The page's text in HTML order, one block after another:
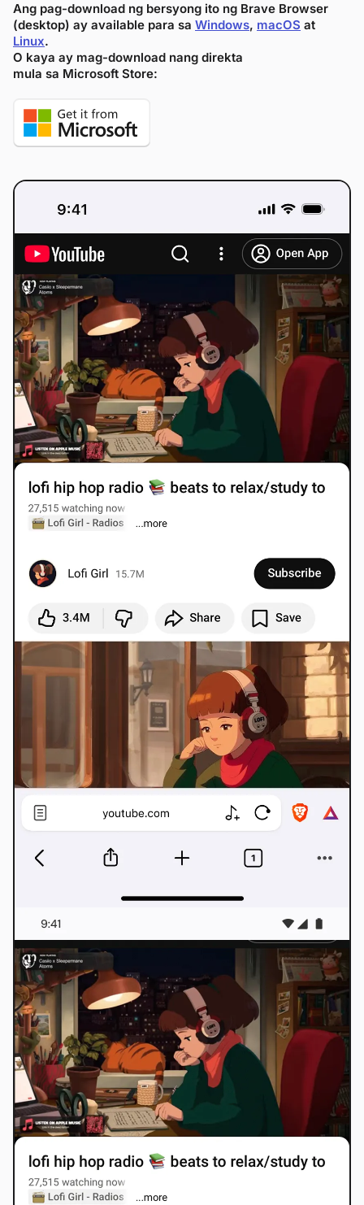
Ang pag-download ng bersyong ito ng Brave Browser
(desktop) ay available para sa Windows, macOS at
Linux.
O kaya ay mag-download nang direkta
mula sa Microsoft Store: